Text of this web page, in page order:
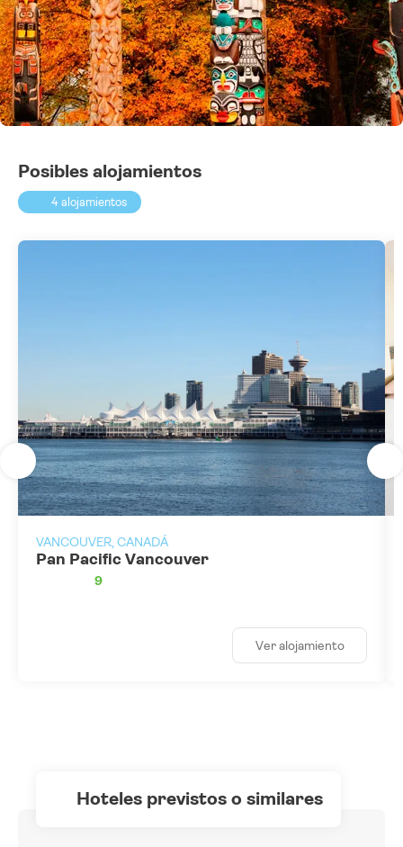
Posibles alojamientos
4 alojamientos
VANCOUVER, CANADÁ
Pan Pacific Vancouver
9
Ver alojamiento
hoteles previstos o similares